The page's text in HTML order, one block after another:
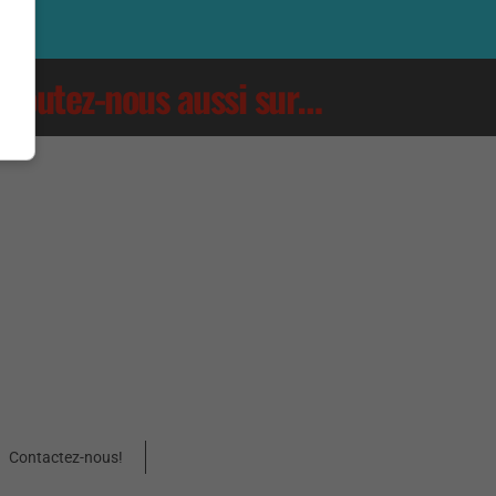
Écoutez-nous aussi sur…
Contactez-nous!